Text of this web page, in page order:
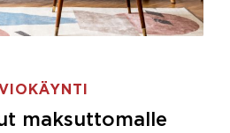
maksuttomalle